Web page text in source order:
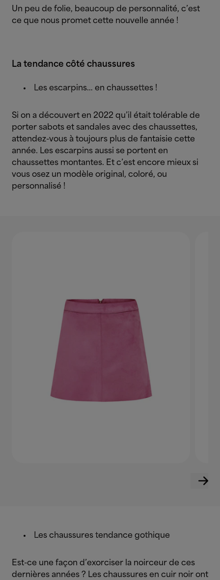
Un peu de folie, beaucoup de personnalité, c’est
ce que nous promet cette nouvelle année !
La tendance côté chaussures
Les escarpins… en chaussettes !
Si on a découvert en 2022 qu’il était tolérable de
porter sabots et sandales avec des chaussettes,
attendez-vous à toujours plus de fantaisie cette
année. Les escarpins aussi se portent en
chaussettes montantes. Et c’est encore mieux si
vous osez un modèle original, coloré, ou
personnalisé !
Les chaussures tendance gothique
Est-ce une façon d’exorciser la noirceur de ces
dernières années ? Les chaussures en cuir noir ont